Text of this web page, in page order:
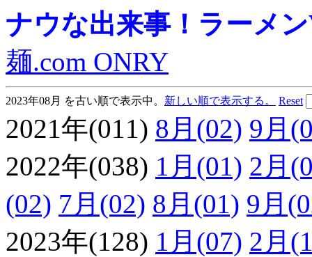
ナウな出来事！ラーメ
麺.com ONRY
2023年08月 を古い順で表示中。 新しい順で表示する。 Reset
2021年(011) 8月(02) 9月
2022年(038) 1月(01) 2月
(02) 7月(02) 8月(01) 9月
2023年(128) 1月(07) 2月